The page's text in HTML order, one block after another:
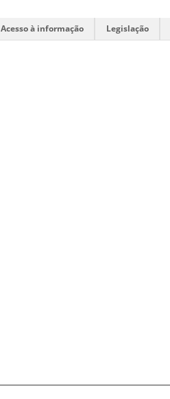
Acesso à informação Legislação